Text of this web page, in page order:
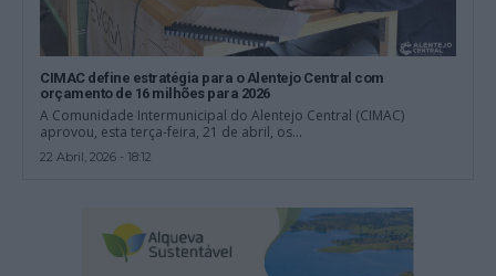
CIMAC define estratégia para o Alentejo Central com
orçamento de 16 milhões para 2026
A Comunidade Intermunicipal do Alentejo Central (CIMAC)
aprovou, esta terça-feira, 21 de abril, os...
22 Abril, 2026 - 18:12